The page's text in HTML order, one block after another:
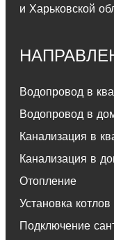
и Харьковской
Водопровод в
Водопровод в
Канализация в
Канализация в
Отопление
Установка котлов
Подключение